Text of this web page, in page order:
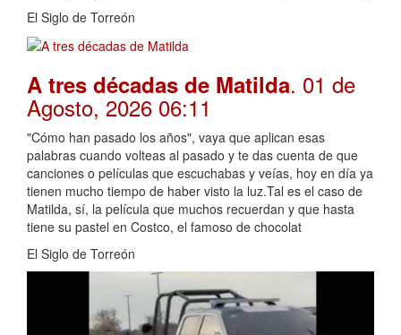
El Siglo de Torreón
A tres décadas de Matilda. 01 de
Agosto, 2026 06:11
"Cómo han pasado los años", vaya que aplican esas
palabras cuando volteas al pasado y te das cuenta de que
canciones o películas que escuchabas y veías, hoy en día ya
tienen mucho tiempo de haber visto la luz.Tal es el caso de
Matilda, sí, la película que muchos recuerdan y que hasta
tiene su pastel en Costco, el famoso de chocolat
El Siglo de Torreón